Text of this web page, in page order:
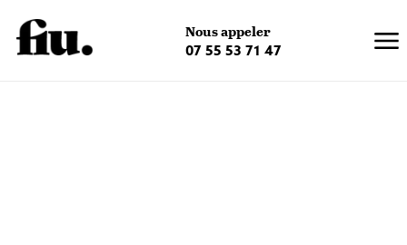
Nous appeler
07 55 53 71 47 ×